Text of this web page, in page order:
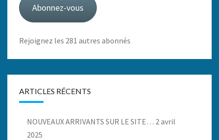
Abonnez-vous
Rejoignez les 281 autres abonnés
ARTICLES RÉCENTS
NOUVEAUX ARRIVANTS SUR LE SITE… 2 avril
2025